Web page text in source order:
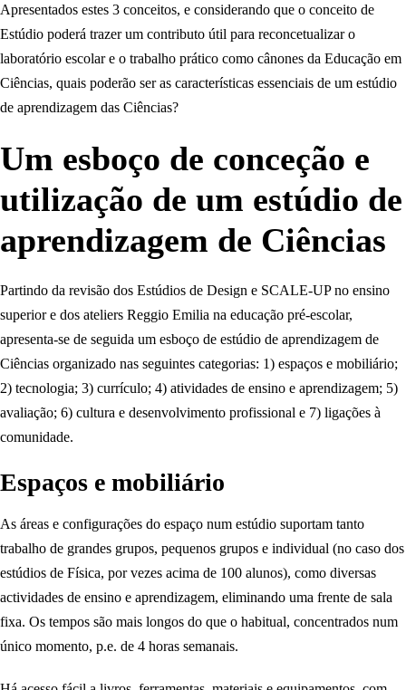
Apresentados estes 3 conceitos, e considerando que o conceito de
Estúdio poderá trazer um contributo útil para reconcetualizar o
laboratório escolar e o trabalho prático como cânones da Educação em
Ciências, quais poderão ser as características essenciais de um estúdio
de aprendizagem das Ciências?
Um esboço de conceção e
utilização de um estúdio de
aprendizagem de Ciências
Partindo da revisão dos Estúdios de Design e SCALE-UP no ensino
superior e dos ateliers Reggio Emilia na educação pré-escolar,
apresenta-se de seguida um esboço de estúdio de aprendizagem de
Ciências organizado nas seguintes categorias: 1) espaços e mobiliário;
2) tecnologia; 3) currículo; 4) atividades de ensino e aprendizagem; 5)
avaliação; 6) cultura e desenvolvimento profissional e 7) ligações à
comunidade.
Espaços e mobiliário
As áreas e configurações do espaço num estúdio suportam tanto
trabalho de grandes grupos, pequenos grupos e individual (no caso dos
estúdios de Física, por vezes acima de 100 alunos), como diversas
actividades de ensino e aprendizagem, eliminando uma frente de sala
fixa. Os tempos são mais longos do que o habitual, concentrados num
único momento, p.e. de 4 horas semanais.